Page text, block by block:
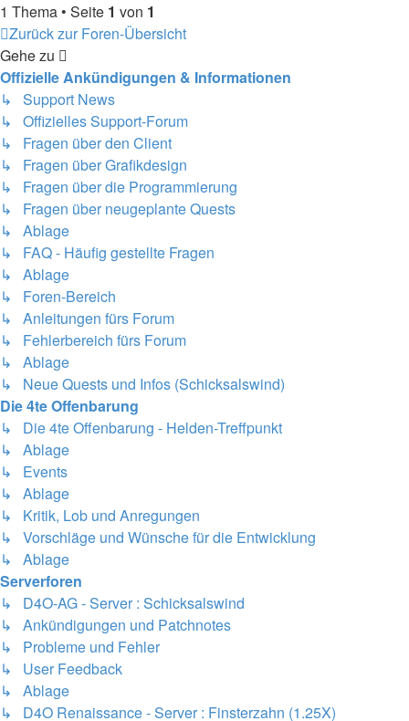
1 Thema • Seite 1 von 1
Zurück zur Foren-Übersicht
Gehe zu
Offizielle Ankündigungen & Informationen
↳ Support News
↳ Offizielles Support-Forum
↳ Fragen über den Client
↳ Fragen über Grafikdesign
↳ Fragen über die Programmierung
↳ Fragen über neugeplante Quests
↳ Ablage
↳ FAQ - Häufig gestellte Fragen
↳ Ablage
↳ Foren-Bereich
↳ Anleitungen fürs Forum
↳ Fehlerbereich fürs Forum
↳ Ablage
↳ Neue Quests und Infos (Schicksalswind)
Die 4te Offenbarung
↳ Die 4te Offenbarung - Helden-Treffpunkt
↳ Ablage
↳ Events
↳ Ablage
↳ Kritik, Lob und Anregungen
↳ Vorschläge und Wünsche für die Entwicklung
↳ Ablage
Serverforen
↳ D4O-AG - Server : Schicksalswind
↳ Ankündigungen und Patchnotes
↳ Probleme und Fehler
↳ User Feedback
↳ Ablage
↳ D4O Renaissance - Server : Finsterzahn (1.25X)